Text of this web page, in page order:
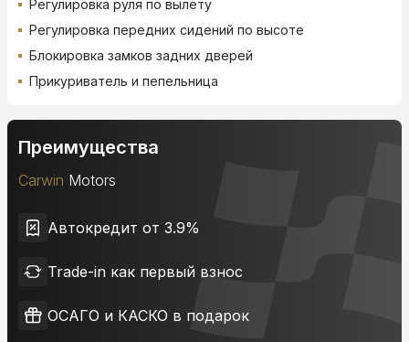
Регулировка руля по вылету
Регулировка передних сидений по высоте
Блокировка замков задних дверей
Прикуриватель и пепельница
Преимущества
Carwin Motors
Автокредит от 3.9%
Trade-in как первый взнос
ОСАГО и КАСКО в подарок